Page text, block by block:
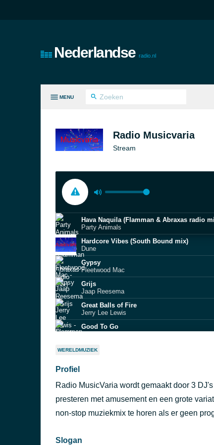
Nederlandse radio.nl
MENU
Radio Musicvaria
Stream
Hava Naquila (Flamman & Abraxas radio
Party Animals
Hardcore Vibes (South Bound mix)
Dune
Gypsy
Fleetwood Mac
Grijs
Jaap Reesema
Great Balls of Fire
Jerry Lee Lewis
Good To Go
Girl Crazy
Lipps Inc.
For You
Liam Payne & Rita Ora
WERELDMUZIEK
Profiel
Radio MusicVaria wordt gemaakt door 3
presteren met amusement en een grote
non-stop muziekmix te horen als er geen
Slogan